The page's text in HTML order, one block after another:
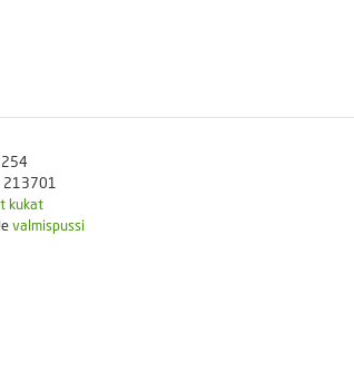
213701
kukat
valmispussi